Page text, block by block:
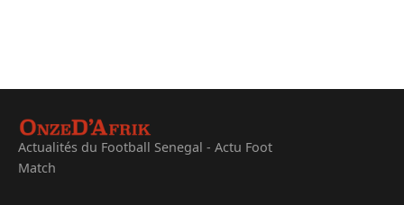
Actualités du Football Senegal - Actu Foot
Match